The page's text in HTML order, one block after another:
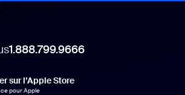
1.888.799.9666
sur l’Apple Store
pour Apple